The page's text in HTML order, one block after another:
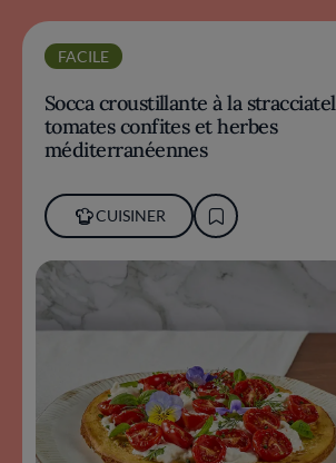
FACILE
Socca croustillante à la
tomates confites et herbes
méditerranéennes
CUISINER